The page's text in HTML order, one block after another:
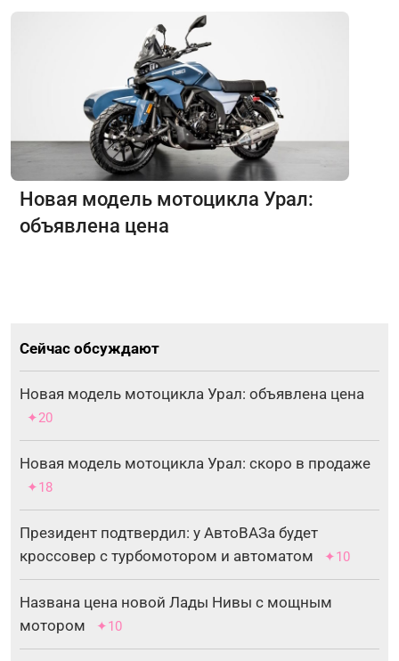
Новая модель мотоцикла Урал:
объявлена цена
Сейчас обсуждают
Новая модель мотоцикла Урал: объявлена цена
✦20
Новая модель мотоцикла Урал: скоро в продаже
✦18
Президент подтвердил: у АвтоВАЗа будет
кроссовер с турбомотором и автоматом
✦10
Названа цена новой Лады Нивы с мощным
мотором
✦10